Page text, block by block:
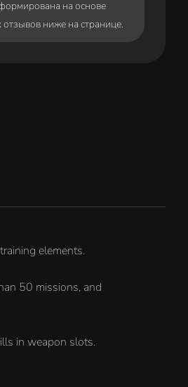
на основе
ниже на странице.
elements.
50 missions, and
in weapon slots.